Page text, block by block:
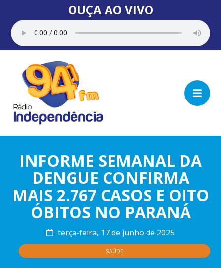
OUÇA AO VIVO
INFORME SEMANAL DA
DENGUE CONFIRMA
MAIS 2.767 CASOS E OITO
ÓBITOS NO PARANÁ
terça-feira, 17 de junho de 2025
SAÚDE